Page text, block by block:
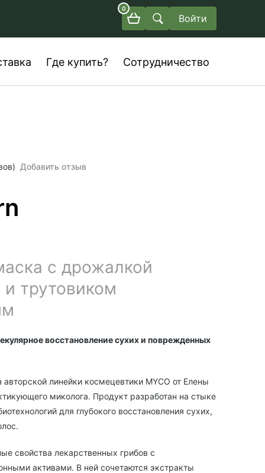
0
Войти
Где купить? Сотрудничество
Добавить отзыв
с дрожалкой
трутовиком
восстановление сухих и поврежденных
линейки космецевтики MYCO от Елены
миколога. Продукт разработан на стыке
для глубокого восстановления сухих,
свойства лекарственных грибов с
активами. В ней сочетаются экстракты